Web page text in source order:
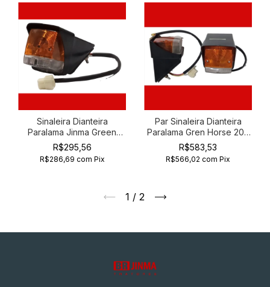
Sinaleira Dianteira
Paralama Jinma Green
Horse 204 254 454
R$295,56
R$286,69 com Pix
Par Sinaleira Dianteira
Paralama Gren Horse 204
254 354 454
R$583,53
R$566,02 com Pix
1 / 2